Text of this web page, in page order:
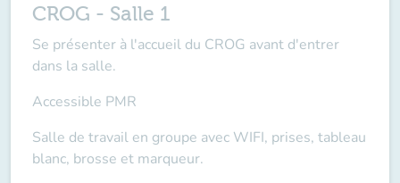
CROG - Salle 1
Se présenter à l'accueil du CROG avant d'entrer
dans la salle.
Accessible PMR
Salle de travail en groupe avec WIFI, prises, tableau
blanc, brosse et marqueur.